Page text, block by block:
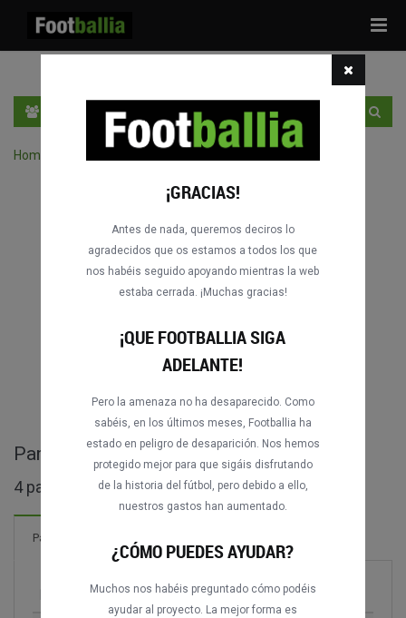
Home
Partidos completos de China Cup
4 partidos encontrados
Partidos
Temporada
¡GRACIAS!
Antes de nada, queremos deciros lo
agradecidos que os estamos a todos los que
nos habéis seguido apoyando mientras la web
estaba cerrada. ¡Muchas gracias!
¡QUE FOOTBALLIA SIGA
ADELANTE!
Pero la amenaza no ha desaparecido. Como
sabéis, en los últimos meses, Footballia ha
estado en peligro de desaparición. Nos hemos
protegido mejor para que sigáis disfrutando
de la historia del fútbol, pero debido a ello,
nuestros gastos han aumentado.
¿CÓMO PUEDES AYUDAR?
Muchos nos habéis preguntado cómo podéis
ayudar al proyecto. La mejor forma es